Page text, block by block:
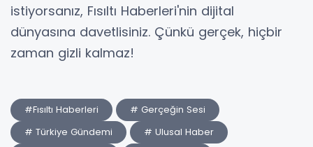
istiyorsanız, Fısıltı Haberleri'nin dijital
dünyasına davetlisiniz. Çünkü gerçek, hiçbir
zaman gizli kalmaz!
#Fısıltı Haberleri
# Gerçeğin Sesi
# Türkiye Gündemi
# Ulusal Haber